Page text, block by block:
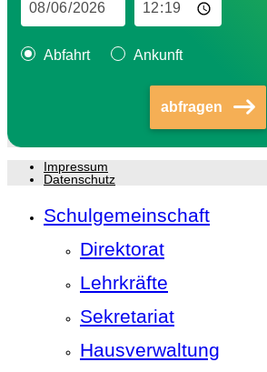
Abfahrt Ankunft
abfragen
Impressum
Datenschutz
Schulgemeinschaft
Direktorat
Lehrkräfte
Sekretariat
Hausverwaltung